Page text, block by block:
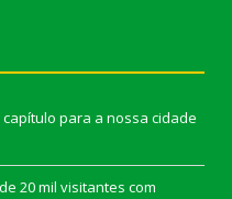
para a nossa cidade
20 mil visitantes com